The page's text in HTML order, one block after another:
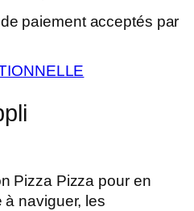
paiement acceptés par
Pizza Pizza pour en
à naviguer, les